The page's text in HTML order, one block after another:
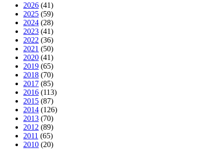
2026 (41)
2025 (59)
2024 (28)
2023 (41)
2022 (36)
2021 (50)
2020 (41)
2019 (65)
2018 (70)
2017 (85)
2016 (113)
2015 (87)
2014 (126)
2013 (70)
2012 (89)
2011 (65)
2010 (20)